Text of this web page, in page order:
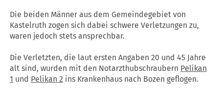
Die beiden Männer aus dem Gemeindegebiet von
Kastelruth zogen sich dabei schwere Verletzungen zu,
waren jedoch stets ansprechbar.
Die Verletzten, die laut ersten Angaben 20 und 45 Jahre
alt sind, wurden mit den Notarzthubschraubern Pelikan
1 und Pelikan 2 ins Krankenhaus nach Bozen geflogen.